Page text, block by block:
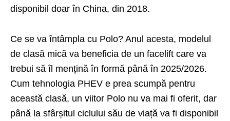
disponibil doar în China, din 2018.
Ce se va întâmpla cu Polo? Anul acesta, modelul
de clasă mică va beneficia de un facelift care va
trebui să îl mențină în formă până în 2025/2026.
Cum tehnologia PHEV e prea scumpă pentru
această clasă, un viitor Polo nu va mai fi oferit, dar
până la sfârșitul ciclului său de viață va fi disponibil